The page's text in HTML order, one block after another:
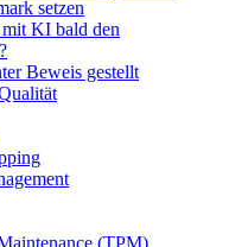
setzen
KI bald den
Beweis gestellt
(TPM)